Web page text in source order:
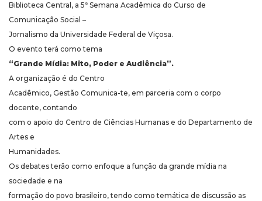
Biblioteca Central, a 5ª Semana Acadêmica do Curso de
Comunicação Social –
Jornalismo da Universidade Federal de Viçosa.
O evento terá como tema
“Grande Mídia: Mito, Poder e Audiência”.
A organização é do Centro
Acadêmico, Gestão Comunica-te, em parceria com o corpo
docente, contando
com o apoio do Centro de Ciências Humanas e do Departamento de
Artes e
Humanidades.
Os debates terão como enfoque a função da grande mídia na
sociedade e na
formação do povo brasileiro, tendo como temática de discussão as